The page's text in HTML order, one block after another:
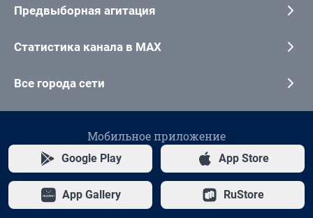
Предвыборная агитация
Статистика канала в MAX
Все города сети
Мобильное приложение
Google Play App Store
App Gallery RuStore